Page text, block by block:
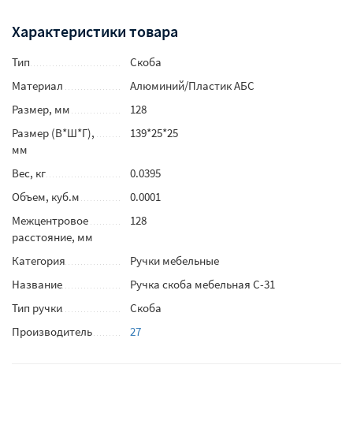
Характеристики товара
Тип
Скоба
Материал
Алюминий/Пластик АБС
Размер, мм
128
Размер (В*Ш*Г),
мм
139*25*25
Вес, кг
0.0395
Объем, куб.м
0.0001
Межцентровое
расстояние, мм
128
Категория
Ручки мебельные
Название
Ручка скоба мебельная С-31
Тип ручки
Скоба
Производитель
27